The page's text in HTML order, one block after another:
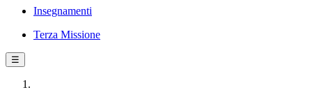
Insegnamenti
Terza Missione
☰